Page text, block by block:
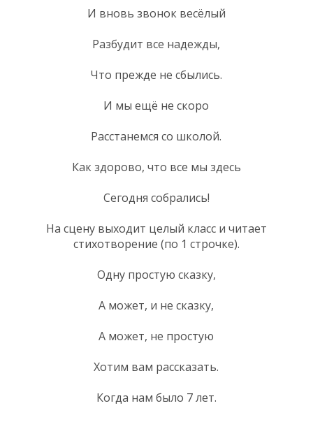
И вновь звонок весёлый
Разбудит все надежды,
Что прежде не сбылись.
И мы ещё не скоро
Расстанемся со школой.
Как здорово, что все мы здесь
Сегодня собрались!
На сцену выходит целый класс и читает
стихотворение (по 1 строчке).
Одну простую сказку,
А может, и не сказку,
А может, не простую
Хотим вам рассказать.
Когда нам было 7 лет.